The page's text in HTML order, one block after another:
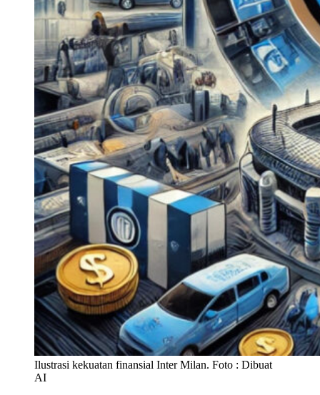
Ilustrasi kekuatan finansial Inter Milan. Foto : Dibuat
AI